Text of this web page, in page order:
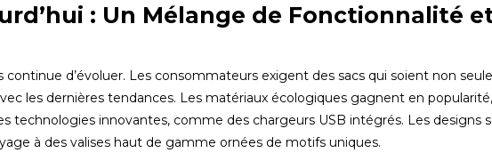
: Un Mélange de Fonctionnalité
continue d’évoluer. Les consommateurs exigent des sacs qui soient non
les dernières tendances. Les matériaux écologiques gagnent en
technologies innovantes, comme des chargeurs USB intégrés. Les designs
à des valises haut de gamme ornées de motifs uniques.